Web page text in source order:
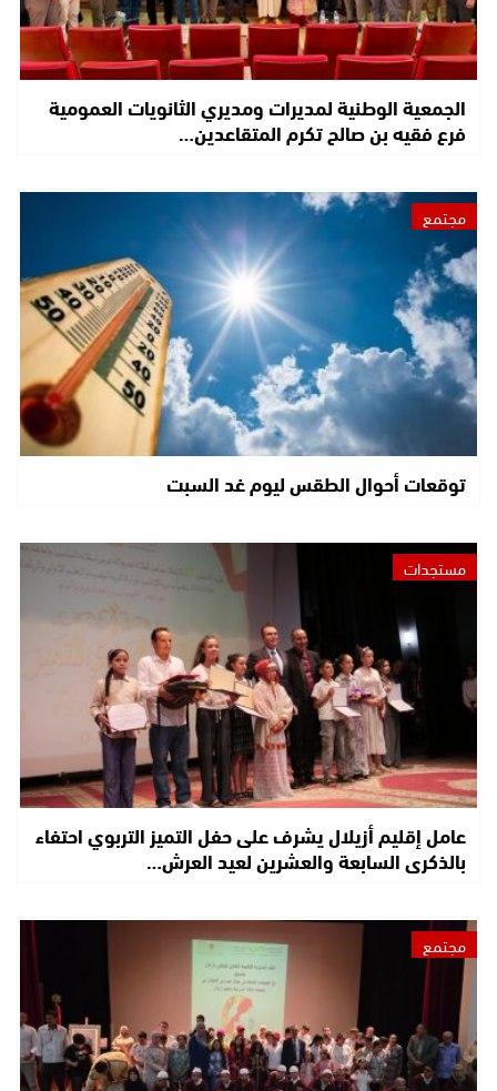
الجمعية الوطنية لمديرات ومديري الثانويات العمومية
فرع فقيه بن صالح تكرم المتقاعدين…
مجتمع
توقعات أحوال الطقس ليوم غد السبت
مستجدات
عامل إقليم أزيلال يشرف على حفل التميز التربوي احتفاء
بالذكرى السابعة والعشرين لعيد العرش…
مجتمع